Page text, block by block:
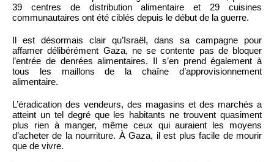
39 centres de distribution alimentaire et 29 cuisines
communautaires ont été ciblés depuis le début de la guerre.
Il est désormais clair qu’Israël, dans sa campagne pour
affamer délibérément Gaza, ne se contente pas de bloquer
l’entrée de denrées alimentaires. Il s’en prend également à
tous les maillons de la chaîne d’approvisionnement
alimentaire.
L’éradication des vendeurs, des magasins et des marchés a
atteint un tel degré que les habitants ne trouvent quasiment
plus rien à manger, même ceux qui auraient les moyens
d’acheter de la nourriture. À Gaza, il est plus facile de mourir
que de vivre.